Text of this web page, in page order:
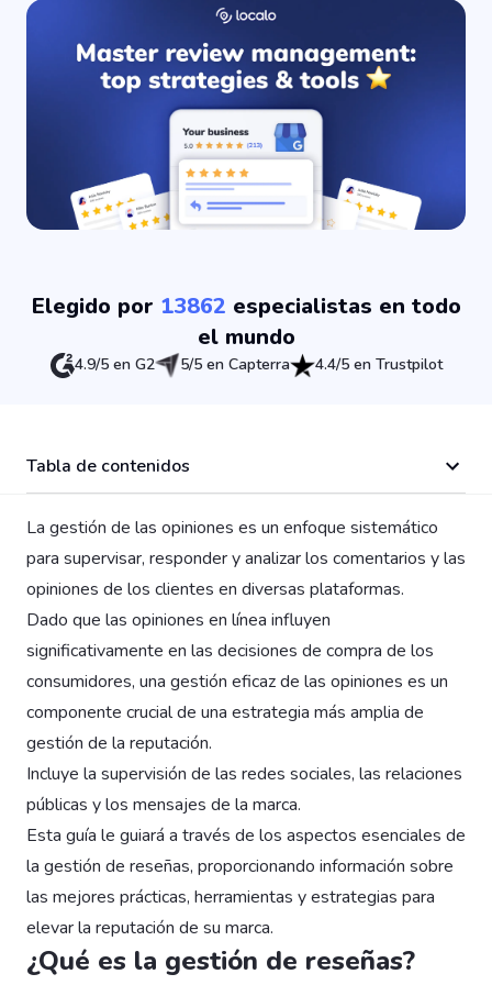
Elegido por 13862 especialistas en todo
el mundo
4.9/5 en G2 5/5 en Capterra 4.4/5 en Trustpilot
Tabla de contenidos
La gestión de las opiniones es un enfoque sistemático
para supervisar, responder y analizar los comentarios y las
opiniones de los clientes en diversas plataformas.
Dado que las opiniones en línea influyen
significativamente en las decisiones de compra de los
consumidores, una gestión eficaz de las opiniones es un
componente crucial de una estrategia más amplia de
gestión de la reputación.
Incluye la supervisión de las redes sociales, las relaciones
públicas y los mensajes de la marca.
Esta guía le guiará a través de los aspectos esenciales de
la gestión de reseñas, proporcionando información sobre
las mejores prácticas, herramientas y estrategias para
elevar la reputación de su marca.
¿Qué es la gestión de reseñas?